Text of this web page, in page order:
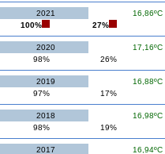
2021 16,86ºC
100%
27%
2020 17,16ºC
98%
26%
2019 16,88ºC
97%
17%
2018 16,98ºC
98%
19%
2017 16,94ºC